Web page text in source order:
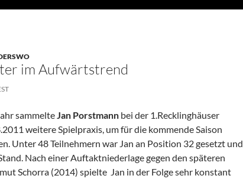
im Aufwärtstrend
sammelteJan Porstmann bei der 1.Recklinghäuser
weitere Spielpraxis, um für die kommende Saison
Unter 48 Teilnehmern war Jan an Position 32 gesetzt und
Nach einer Auftaktniederlage gegen den späteren
Schorra (2014) spielte Jan in der Folge sehr konstant